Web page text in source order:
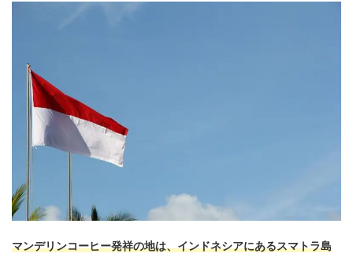
マンデリンコーヒー発祥の地は、インドネシアにあるスマトラ島